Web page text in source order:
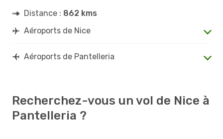
Distance : 862 kms
Aéroports de Nice
Aéroports de Pantelleria
Recherchez-vous un vol de Nice à
Pantelleria ?